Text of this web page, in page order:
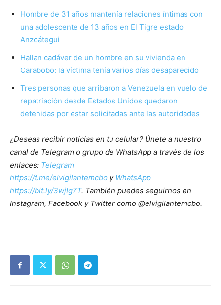
Hombre de 31 años mantenía relaciones íntimas con
una adolescente de 13 años en El Tigre estado
Anzoátegui
Hallan cadáver de un hombre en su vivienda en
Carabobo: la víctima tenía varios días desaparecido
Tres personas que arribaron a Venezuela en vuelo de
repatriación desde Estados Unidos quedaron
detenidas por estar solicitadas ante las autoridades
¿Deseas recibir noticias en tu celular? Únete a nuestro
canal de Telegram o grupo de WhatsApp a través de los
enlaces: Telegram
https://t.me/elvigilantemcbo y WhatsApp
https://bit.ly/3wjIg7T. También puedes seguirnos en
Instagram, Facebook y Twitter como @elvigilantemcbo.